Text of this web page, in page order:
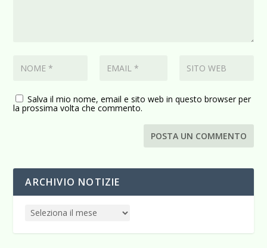
Salva il mio nome, email e sito web in questo browser per
la prossima volta che commento.
ARCHIVIO NOTIZIE